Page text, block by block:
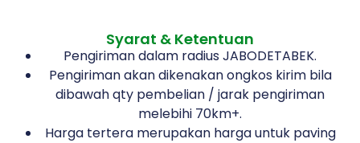
Syarat & Ketentuan
Pengiriman dalam radius JABODETABEK.
Pengiriman akan dikenakan ongkos kirim bila
dibawah qty pembelian / jarak pengiriman
melebihi 70km+.
Harga tertera merupakan harga untuk paving